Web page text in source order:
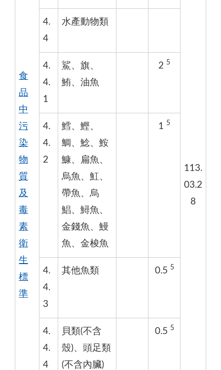
食
品
中
污
染
物
質
及
毒
素
衛
生
標
準
113.
03.2
8
4.
4
水產動物類
4.
4.
1
鯊、旗、
鮪、油魚
2 5
4.
4.
2
鱈、鰹、
鯛、鯰、鮟
鱇、扁魚、
烏魚、魟、
帶魚、烏
鯧、鱘魚、
金錢魚、鰻
魚、金梭魚
1 5
4.
4.
3
其他魚類 0.5 5
4.
4.
4
貝類(不含
殼)、頭足類
(不含內臟)
0.5 5